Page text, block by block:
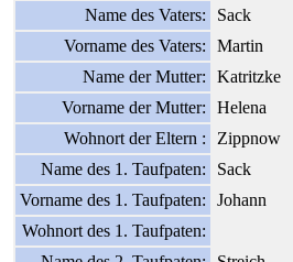
Name des Vaters:
Sack
Vorname des Vaters:
Martin
Name der Mutter:
Katritzke
Vorname der Mutter:
Helena
Wohnort der Eltern :
Zippnow
Name des 1. Taufpaten:
Sack
Vorname des 1. Taufpaten:
Johann
Wohnort des 1. Taufpaten: